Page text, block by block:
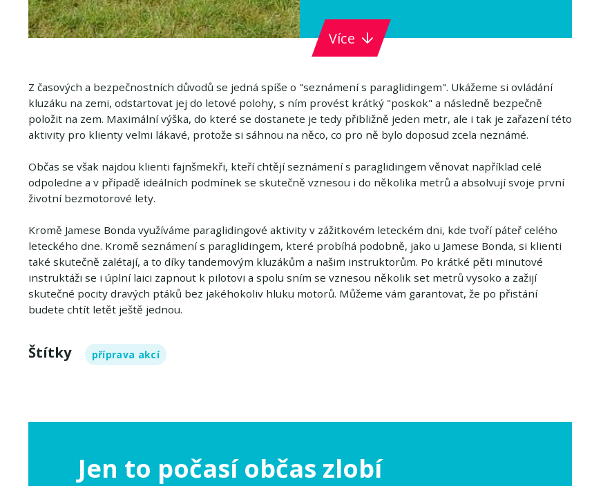
Více
Z časových a bezpečnostních důvodů se jedná spíše o "seznámení s paraglidingem". Ukážeme si ovládání
kluzáku na zemi, odstartovat jej do letové polohy, s ním provést krátký "poskok" a následně bezpečně
položit na zem. Maximální výška, do které se dostanete je tedy přibližně jeden metr, ale i tak je zařazení této
aktivity pro klienty velmi lákavé, protože si sáhnou na něco, co pro ně bylo doposud zcela neznámé.
Občas se však najdou klienti fajnšmekři, kteří chtějí seznámení s paraglidingem věnovat například celé
odpoledne a v případě ideálních podmínek se skutečně vznesou i do několika metrů a absolvují svoje první
životní bezmotorové lety.
Kromě Jamese Bonda využíváme paraglidingové aktivity v zážitkovém leteckém dni, kde tvoří páteř celého
leteckého dne. Kromě seznámení s paraglidingem, které probíhá podobně, jako u Jamese Bonda, si klienti
také skutečně zalétají, a to díky tandemovým kluzákům a našim instruktorům. Po krátké pěti minutové
instruktáži se i úplní laici zapnout k pilotovi a spolu sním se vznesou několik set metrů vysoko a zažijí
skutečné pocity dravých ptáků bez jakéhokoliv hluku motorů. Můžeme vám garantovat, že po přistání
budete chtít letět ještě jednou.
Štítky příprava akcí
Jen to počasí občas zlobí